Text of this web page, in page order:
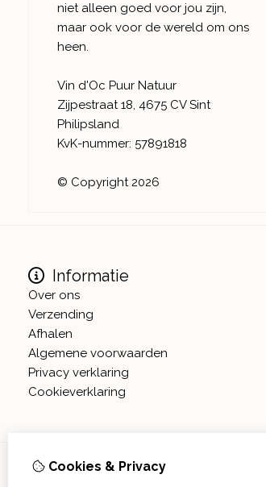
niet alleen goed voor jou zijn,
maar ook voor de wereld om ons
heen.
Vin d'Oc Puur Natuur
Zijpestraat 18, 4675 CV Sint
Philipsland
KvK-nummer: 57891818
© Copyright 2026
Informatie
Over ons
Verzending
Afhalen
Algemene voorwaarden
Privacy verklaring
Cookieverklaring
Cookies & Privacy